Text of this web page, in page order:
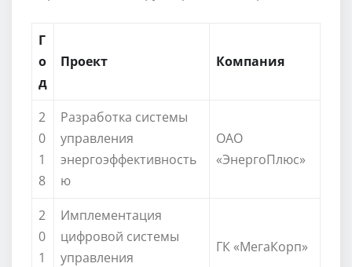
Г
о
д
Проект Компания
2
0
1
8
Разработка системы
управления
энергоэффективность
ю
ОАО
«ЭнергоПлюс»
2
0
1
Имплементация
цифровой системы
управления
ГК «МегаКорп»